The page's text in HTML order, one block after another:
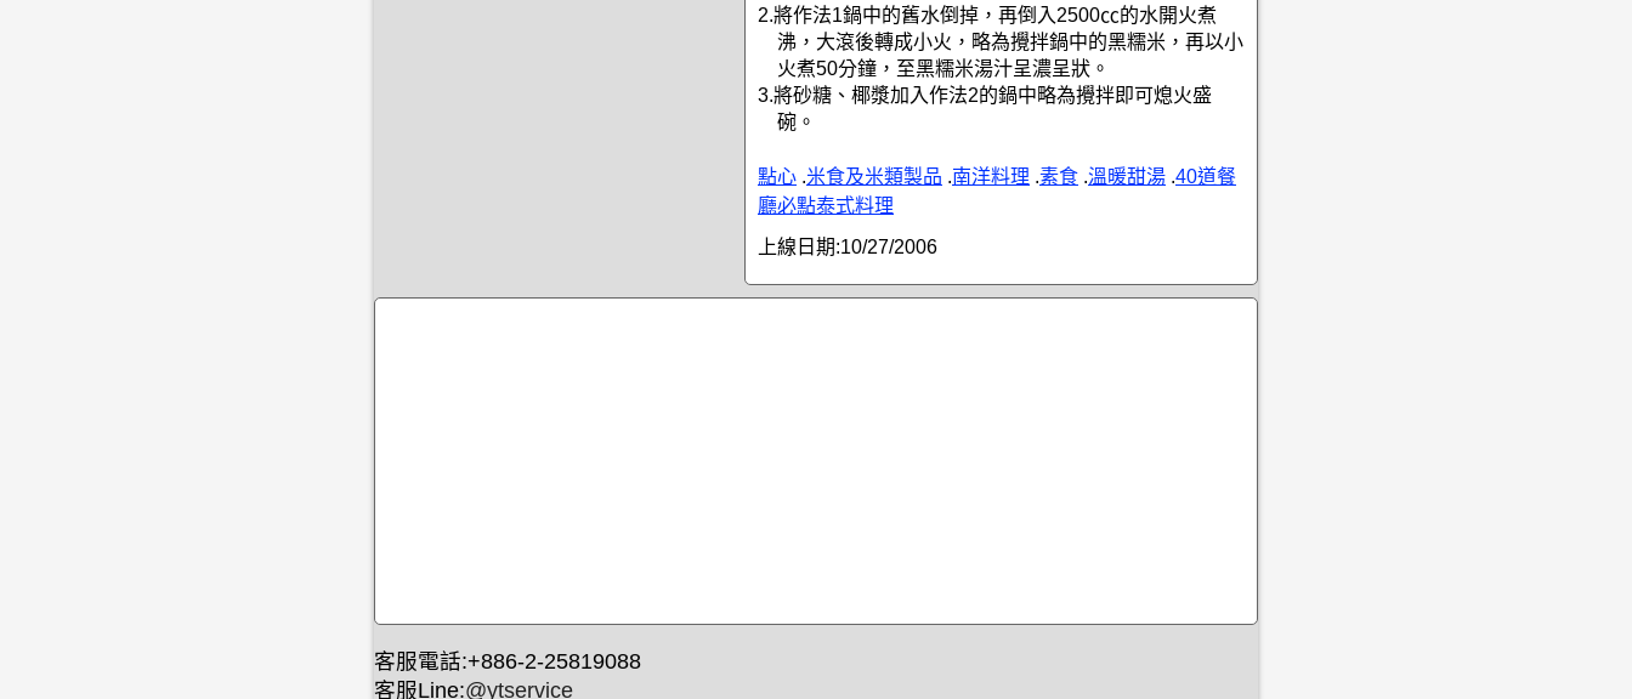
2.將作法1鍋中的舊水倒掉，再倒入2500㏄的水開火煮
沸，大滾後轉成小火，略為攪拌鍋中的黑糯米，再以小
火煮50分鐘，至黑糯米湯汁呈濃呈狀。
3.將砂糖、椰漿加入作法2的鍋中略為攪拌即可熄火盛
碗。
點心 .米食及米類製品 .南洋料理 .素食 .溫暖甜湯 .40道餐
廳必點泰式料理
上線日期:10/27/2006
客服電話:+886-2-25819088
客服Line:@ytservice